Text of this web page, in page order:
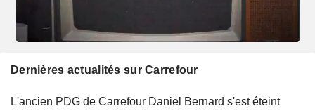
Dernières actualités sur Carrefour
L'ancien PDG de Carrefour Daniel Bernard s'est éteint